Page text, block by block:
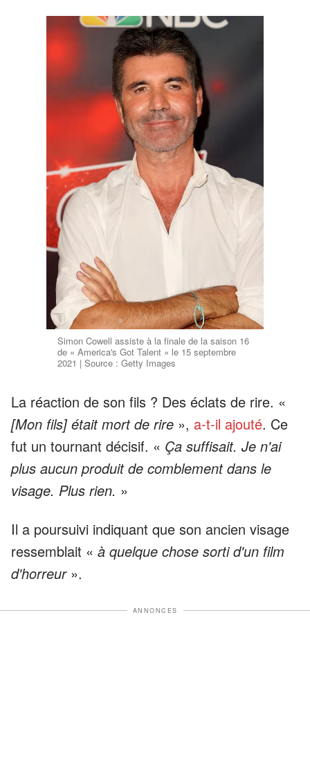
Simon Cowell assiste à la finale de la saison 16
de « America's Got Talent » le 15 septembre
2021 | Source : Getty Images
La réaction de son fils ? Des éclats de rire. «
[Mon fils] était mort de rire », a-t-il ajouté. Ce
fut un tournant décisif. « Ça suffisait. Je n'ai
plus aucun produit de comblement dans le
visage. Plus rien. »
Il a poursuivi indiquant que son ancien visage
ressemblait « à quelque chose sorti d'un film
d'horreur ».
ANNONCES